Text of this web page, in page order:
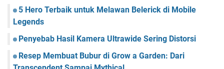
5 Hero Terbaik untuk Melawan Belerick di Mobile
Legends
Penyebab Hasil Kamera Ultrawide Sering Distorsi
Resep Membuat Bubur di Grow a Garden: Dari